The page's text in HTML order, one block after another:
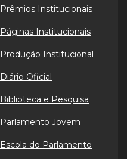
Prêmios Institucionais
Páginas Institucionais
Produção Institucional
Diário Oficial
Biblioteca e Pesquisa
Parlamento Jovem
Escola do Parlamento